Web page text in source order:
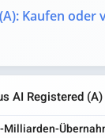
Kaufen oder
AI Registered (A)
Milliarden-